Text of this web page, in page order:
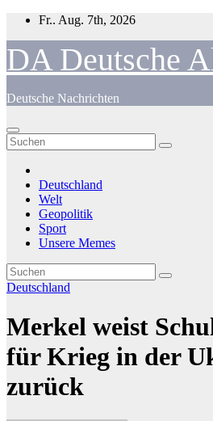
Zum
springen
Fr.. Aug. 7th, 2026
DA Deutsche
Deutsche Nachrichten
Deutschland
Welt
Geopolitik
Sport
Unsere Memes
Deutschland
Merkel weist
für Krieg in der
zurück